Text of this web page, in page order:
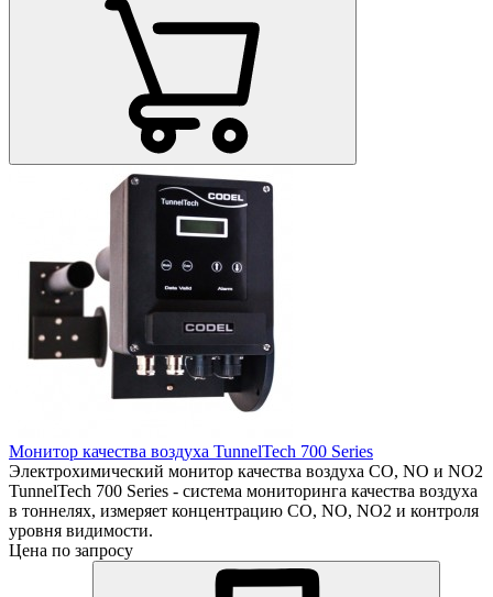
Монитор качества воздуха TunnelTech 700 Series
Электрохимический монитор качества воздуха CO, NO и NO2
TunnelTech 700 Series - система мониторинга качества воздуха
в тоннелях, измеряет концентрацию CO, NO, NO2 и контроля
уровня видимости.
Цена по запросу